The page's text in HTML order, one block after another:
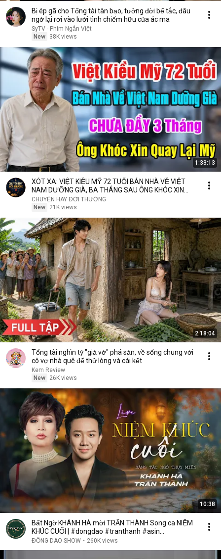
Bị ép gã cho Tổng tài tàn bạo, tưởng đời bế tắc, đâu
ngờ lại rơi vào lưới tình chiếm hữu của ác ma
SyTV - Phim Ngắn Việt
New
38K views
1:33:13
XÓT XA: VIỆT KIỀU MỸ 72 TUỔI BÁN NHÀ VỀ VIỆT
NAM DƯỠNG GIÀ, BA THÁNG SAU ÔNG KHÓC XIN
QUAY LẠI MỸ
CHUYỆN HAY ĐỜI THƯỜNG
New
21K views
2:18:04
Tổng tài nghìn tỷ "giả vờ" phá sản, về sống chung với
cô vợ nhà quê để thử lòng và cái kết
Kem Review
New
26K views
10:38
Bất Ngờ KHÁNH HÀ mời TRẤN THÀNH Song ca NIỆM
KHÚC CUỐI | #dongdao #tranthanh #asin
#nhachaymoingay
ĐỒNG DAO SHOW • 260K views